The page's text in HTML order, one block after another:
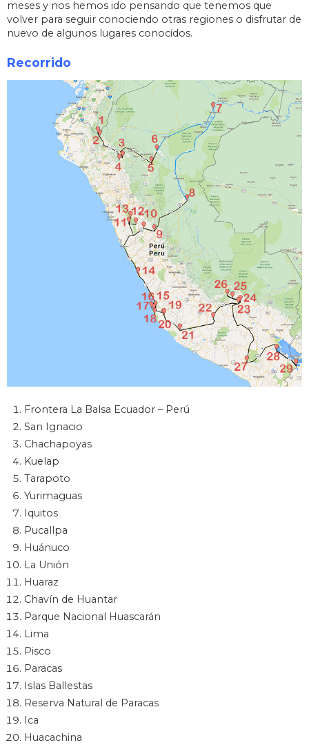
meses y nos hemos ido pensando que tenemos que
volver para seguir conociendo otras regiones o disfrutar de
nuevo de algunos lugares conocidos.
Recorrido
Frontera La Balsa Ecuador – Perú
San Ignacio
Chachapoyas
Kuelap
Tarapoto
Yurimaguas
Iquitos
Pucallpa
Huánuco
La Unión
Huaraz
Chavín de Huantar
Parque Nacional Huascarán
Lima
Pisco
Paracas
Islas Ballestas
Reserva Natural de Paracas
Ica
Huacachina